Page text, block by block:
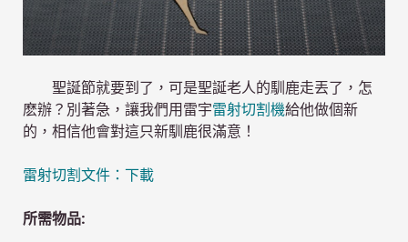
聖誕節就要到了，可是聖誕老人的馴鹿走丟了，怎
麽辦？別著急，讓我們用雷宇雷射切割機給他做個新
的，相信他會對這只新馴鹿很滿意！
雷射切割文件： 下載
所需物品: